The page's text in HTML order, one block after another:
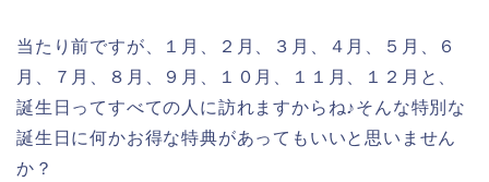
当たり前ですが、１月、２月、３月、４月、５月、６
月、７月、８月、９月、１０月、１１月、１２月と、
誕生日ってすべての人に訪れますからね♪そんな特別な
誕生日に何かお得な特典があってもいいと思いません
か？